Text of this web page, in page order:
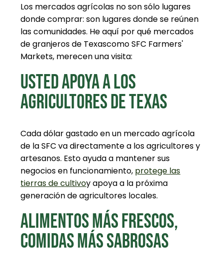
Los mercados agrícolas no son sólo lugares
donde comprar: son lugares donde se reúnen
las comunidades. He aquí por qué mercados
de granjeros de Texascomo SFC Farmers'
Markets, merecen una visita:
USTED APOYA A LOS
AGRICULTORES DE TEXAS
Cada dólar gastado en un mercado agrícola
de la SFC va directamente a los agricultores y
artesanos. Esto ayuda a mantener sus
negocios en funcionamiento, protege las
tierras de cultivoy apoya a la próxima
generación de agricultores locales.
ALIMENTOS MÁS FRESCOS,
COMIDAS MÁS SABROSAS